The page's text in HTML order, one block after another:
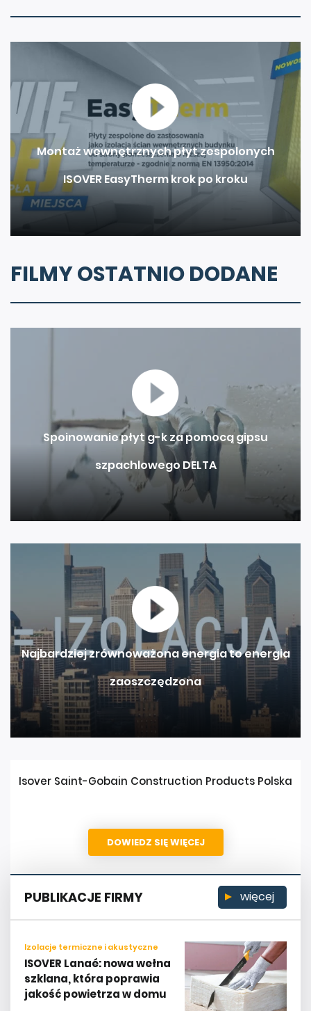
Montaż wewnętrznych płyt zespolonych
ISOVER EasyTherm krok po kroku
FILMY OSTATNIO DODANE
Spoinowanie płyt g-k za pomocą gipsu
szpachlowego DELTA
Najbardziej zrównoważona energia to energia
zaoszczędzona
Isover Saint-Gobain Construction Products Polska
DOWIEDZ SIĘ WIĘCEJ
PUBLIKACJE FIRMY więcej
Izolacje termiczne i akustyczne
ISOVER Lanaé: nowa wełna
szklana, która poprawia
jakość powietrza w domu